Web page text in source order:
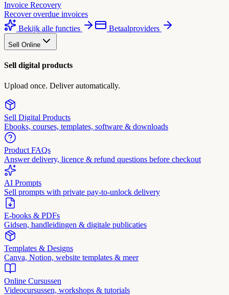
Invoice Recovery
Recover overdue invoices
Bekijk alle functies
Betaalproviders
Sell Online
Sell digital products
Upload once. Deliver automatically.
Sell Digital Products
Ebooks, courses, templates, software & downloads
Product FAQs
Answer delivery, licence & refund questions before checkout
AI Prompts
Sell prompts with private pay-to-unlock delivery
E-books & PDFs
Gidsen, handleidingen & digitale publicaties
Templates & Designs
Canva, Notion, website templates & meer
Online Cursussen
Videocursussen, workshops & tutorials